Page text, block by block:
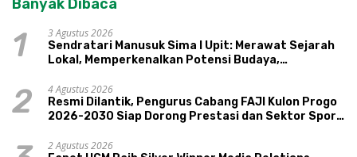
Banyak Dibaca
1
3 Agustus 2026
Sendratari Manusuk Sima I Upit: Merawat Sejarah
Lokal, Memperkenalkan Potensi Budaya,
2
4 Agustus 2026
Resmi Dilantik, Pengurus Cabang FAJI Kulon Progo
2026-2030 Siap Dorong Prestasi dan Sektor Sport
2 Agustus 2026